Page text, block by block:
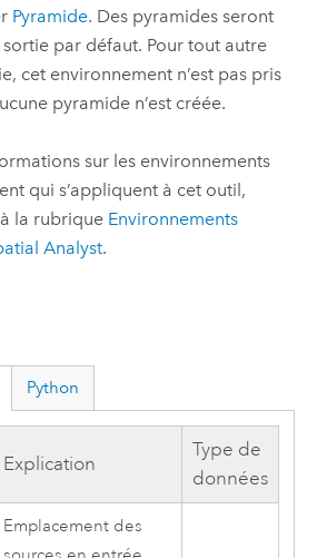
Pyramide. Des pyramides seront
sortie par défaut. Pour tout autre
cet environnement n’est pas pris
pyramide n’est créée.
sur les environnements
qui s’appliquent à cet outil,
la rubrique Environnements
Analyst.
Python
Explication
Type de
données
Emplacement des